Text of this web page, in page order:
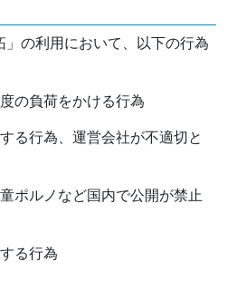
の利用において、以下の行為
の負荷をかける行為
る行為、運営会社が不適切と
ポルノなど国内で公開が禁止
る行為